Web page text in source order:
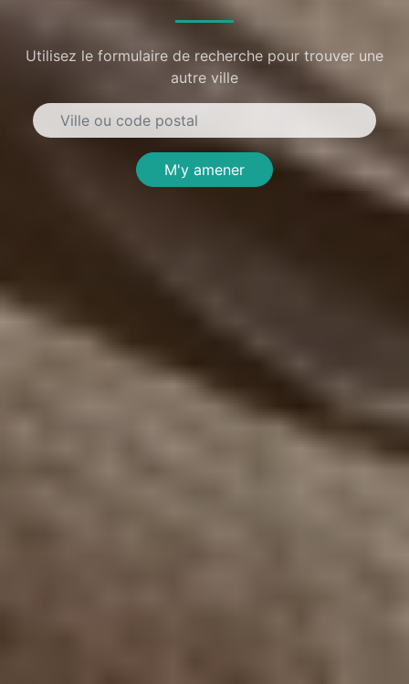
Utilisez le formulaire de recherche pour trouver une
autre ville
M'y amener